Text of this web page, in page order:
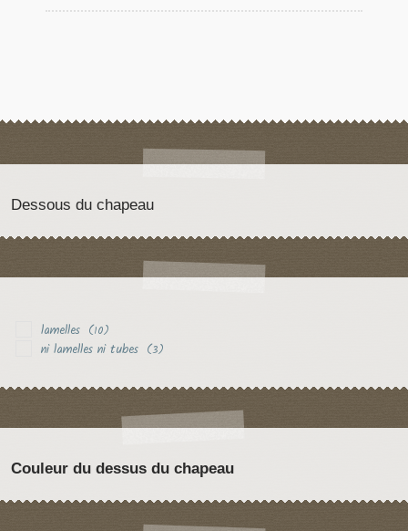
Dessous du chapeau
lamelles (10)
ni lamelles ni tubes (3)
Couleur du dessus du chapeau